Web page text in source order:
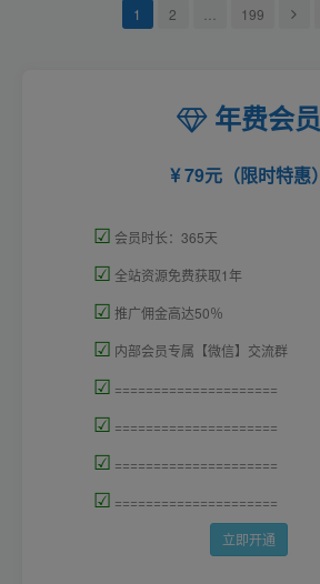
1 2 199
年费会员
79元（限时特惠）
☑ 会员时长：365天
☑ 全站资源免费获取1年
☑ 推广佣金高达50％
☑ 内部会员专属【微信】交流群
☑ =====================
☑ =====================
☑ =====================
☑ =====================
立即开通